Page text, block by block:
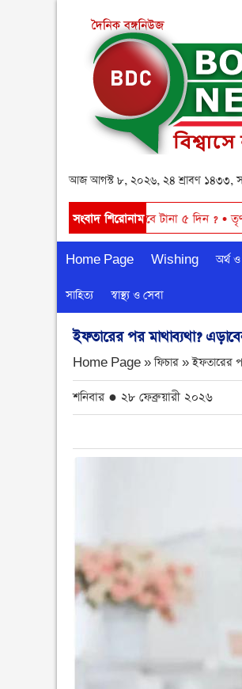
আজ আগস্ট ৮, ২০২৬, ২৪ শ্রাবণ ১৪৩৩,
সংবাদ শিরোনাম
আবারও বৃষ্টি ঝরবে টানা ৫ দিন ?•তৃণমূল থেকে
Home Page Wishing অর্থ ও
সাহিত্য স্বাস্থ্য ও সেবা
ইফতারের পর মাথাব্যথা?
Home Page » ফিচার »ইফতারের
শনিবার ● ২৮ ফেব্রুয়ারী ২০২৬